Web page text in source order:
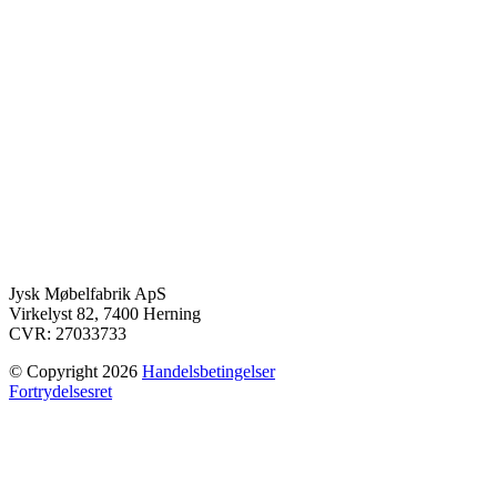
Jysk Møbelfabrik ApS
Virkelyst 82, 7400 Herning
CVR: 27033733
© Copyright 2026 Handelsbetingelser
Fortrydelsesret